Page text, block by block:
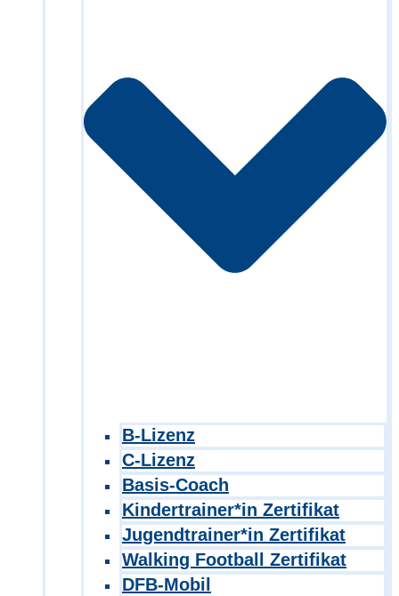
B-Lizenz
C-Lizenz
Basis-Coach
Kindertrainer*in Zertifikat
Jugendtrainer*in Zertifikat
Walking Football Zertifikat
DFB-Mobil